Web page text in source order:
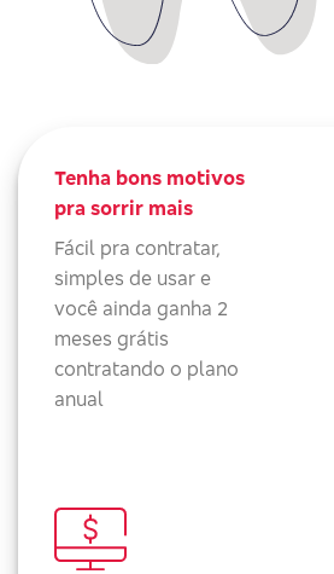
Tenha bons motivos
pra sorrir mais
Fácil pra contratar,
simples de usar e
você ainda ganha 2
meses grátis
contratando o plano
anual